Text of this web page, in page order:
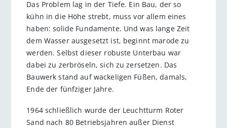
Das Problem lag in der Tiefe. Ein Bau, der so
kühn in die Höhe strebt, muss vor allem eines
haben: solide Fundamente. Und was lange Zeit
dem Wasser ausgesetzt ist, beginnt marode zu
werden. Selbst dieser robuste Unterbau war
dabei zu zerbröseln, sich zu zersetzen. Das
Bauwerk stand auf wackeligen Füßen, damals,
Ende der fünfziger Jahre.
1964 schließlich wurde der Leuchtturm Roter
Sand nach 80 Betriebsjahren außer Dienst